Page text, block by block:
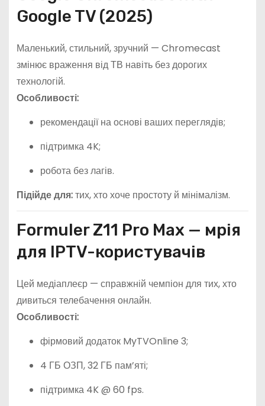
Google TV (2025)
Маленький, стильний, зручний — Chromecast
змінює враження від ТВ навіть без дорогих
технологій.
Особливості:
рекомендації на основі ваших переглядів;
підтримка 4K;
робота без лагів.
Підійде для:тих, хто хоче простоту й мінімалізм.
Formuler Z11 Pro Max — мрія
для IPTV-користувачів
Цей медіаплеєр — справжній чемпіон для тих, хто
дивиться телебачення онлайн.
Особливості:
фірмовий додаток MyTVOnline 3;
4 ГБ ОЗП, 32 ГБ пам’яті;
підтримка 4K @ 60 fps.